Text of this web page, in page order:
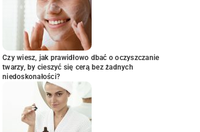
Czy wiesz, jak prawidłowo dbać o oczyszczanie
twarzy, by cieszyć się cerą bez żadnych
niedoskonałości?